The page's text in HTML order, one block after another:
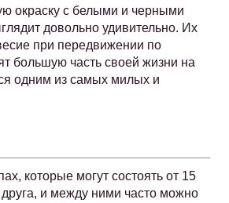
окраску с белыми и черными
довольно удивительно. Их
при передвижении по
большую часть своей жизни на
одним из самых милых и
которые могут состоять от 15
и между ними часто можно